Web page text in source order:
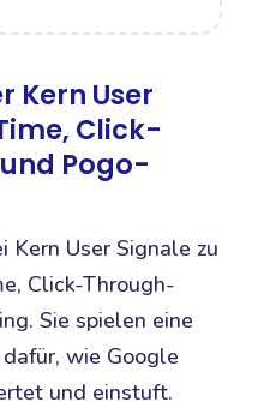
Kern User
Click-
Pogo-
Kern User Signale zu
Click-Through-
Sie spielen eine
wie Google
und einstuft.